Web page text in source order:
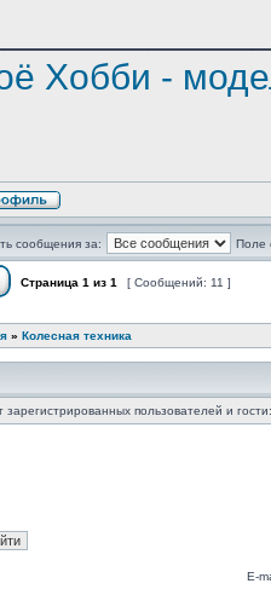
Хобби -
сообщения за: Поле
Страница 1 из 1 [ Сообщений: 11 ]
» Колесная техника
пользователей и
E-